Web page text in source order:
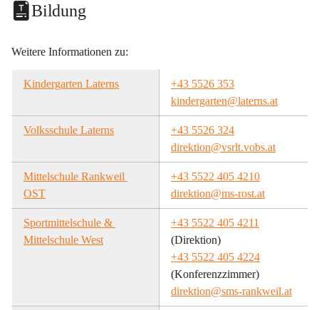
Bildung
Weitere Informationen zu:
Kindergarten Laterns
+43 5526 353
kindergarten@laterns.at
Volksschule Laterns
+43 5526 324
direktion@vsrlt.vobs.at
Mittelschule Rankweil
OST
+43 5522 405 4210
direktion@ms-rost.at
Sportmittelschule &
Mittelschule West
+43 5522 405 4211
(Direktion)
+43 5522 405 4224
(Konferenzzimmer)
direktion@sms-rankweil.at